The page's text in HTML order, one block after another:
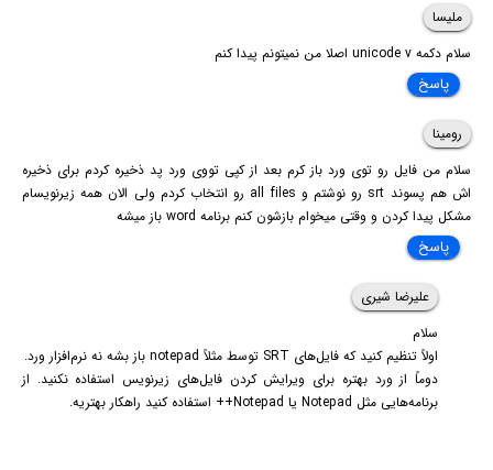
ملیسا
سلام دکمه unicode v اصلا من نمیتونم پیدا کنم
پاسخ
رومینا
سلام من فایل رو توی ورد باز کرم بعد از کپی تووی ورد پد ذخیره کردم برای ذخیره
اش هم پسوند srt رو نوشتم و all files رو انتخاب کردم ولی الان همه زیرنویسام
مشکل پیدا کردن و وقتی میخوام بازشون کنم برنامه word باز میشه
پاسخ
علیرضا شیری
سلام
اولاً تنظیم کنید که فایل‌های SRT توسط مثلاً notepad باز بشه نه نرم‌افزار ورد.
دوماً از ورد بهتره برای ویرایش کردن فایل‌های زیرنویس استفاده نکنید. از
برنامه‌هایی مثل Notepad یا Notepad++ استفاده کنید راهکار بهتریه.